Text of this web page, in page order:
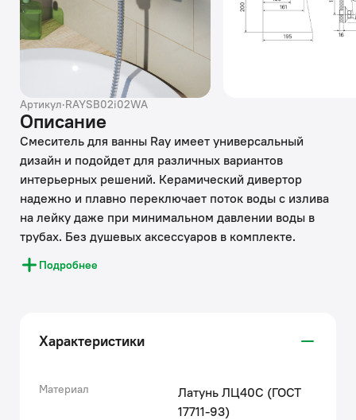
Артикул·RAYSB02i02WA
Описание
Смеситель для ванны Ray имеет универсальный
дизайн и подойдет для различных вариантов
интерьерных решений. Керамический дивертор
надежно и плавно переключает поток воды с излива
на лейку даже при минимальном давлении воды в
трубах. Без душевых аксессуаров в комплекте.
• Надежный корпус из прочной латуни с пониженным
содержанием свинца — стойкий к коррозии, резким
• Хромированное покрытие смесителей IDDIS®
устойчиво к коррозии, появлению царапин, сколов и
выглядеть как новые.
• Съемный силиконовый аэратор Neoperl®
Подробнее
Характеристики
Материал
Латунь ЛЦ40C (ГОСТ
17711-93)